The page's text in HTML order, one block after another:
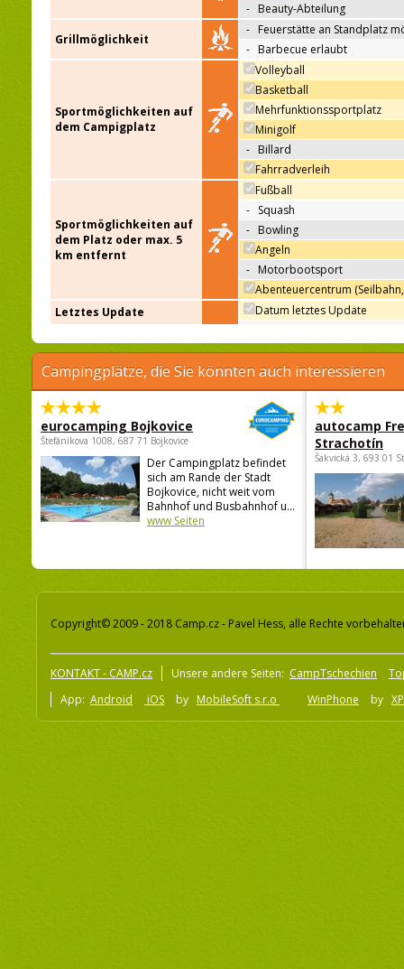
- Beauty-Abteilung
Grillmöglichkeit
- Feuerstätte an Standplatz
- Barbecue erlaubt
Sportmöglichkeiten auf
dem Campigplatz
Volleyball
Basketball
Mehrfunktionssportplatz
Minigolf
- Billard
Fahrradverleih
Sportmöglichkeiten auf
dem Platz oder max. 5
km entfernt
Fußball
- Squash
- Bowling
Angeln
- Motorbootsport
Abenteuercentrum
Letztes Update
Datum letztes Update
Campingplätze, die Sie könnten auch interessieren
eurocamping Bojkovice
Štefánikova 1008, 687 71 Bojkovice
Der Campingplatz befindet
sich am Rande der Stadt
Bojkovice, nicht weit vom
Bahnhof und Busbahnhof u...
www Seiten
autocamp
Strachotín
Šakvická 3, 693 01
Copyright© 2009 - 2018 Camp.cz - Pavel Hess, alle Rechte
KONTAKT - CAMP.cz Unsere andere Seiten: CampTschechien
App: Android iOS by MobileSoft s.r.o WinPhone by